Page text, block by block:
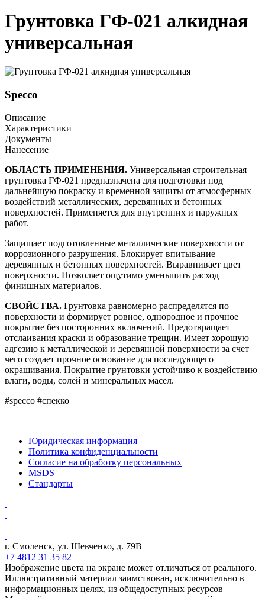
Грунтовка ГФ-021 алкидная
универсальная
Specco
Описание
Характеристики
Документы
Нанесение
ОБЛАСТЬ ПРИМЕНЕНИЯ. Универсальная строительная
грунтовка ГФ-021 предназначена для подготовки под
дальнейшую покраску и временной защиты от атмосферных
воздействий металлических, деревянных и бетонных
поверхностей. Применяется для внутренних и наружных
работ.
Защищает подготовленные металлические поверхности от
коррозионного разрушения. Блокирует впитывание
деревянных и бетонных поверхностей. Выравнивает цвет
поверхности. Позволяет ощутимо уменьшить расход
финишных материалов.
СВОЙСТВА. Грунтовка равномерно распределятся по
поверхности и формирует ровное, однородное и прочное
покрытие без посторонних включений. Предотвращает
отслаивания краски и образование трещин. Имеет хорошую
адгезию к металлической и деревянной поверхности за счет
чего создает прочное основание для последующего
окрашивания. Покрытие грунтовки устойчиво к воздействию
влаги, воды, солей и минеральных масел.
#specco #спекко
Юридическая информация
Политика конфиденциальности
Согласие на обработку персональных
MSDS
Стандарты
г. Смоленск, ул. Шевченко, д. 79В
+7 4812 31 35 82
Изображение цвета на экране может отличаться от реального.
Иллюстративный материал заимствован, исключительно в
информационных целях, из общедоступных ресурсов